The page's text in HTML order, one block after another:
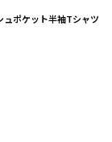
ュポケット半袖Tシャツ